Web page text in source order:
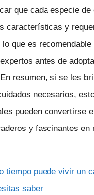
que cada especie de
características y
que es recomendable
antes de
resumen, si se les
necesarios,
pueden convertirse
y fascinantes en
tiempo puede vivir un
saber